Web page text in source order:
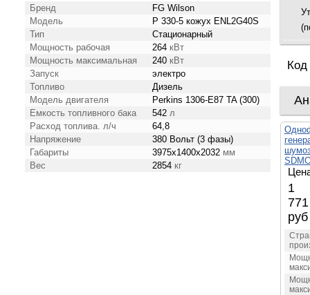
Бренд
FG Wilson
Модель
P 330-5 кожух ENL2G40S
Тип
Стационарный
Мощность рабочая
264 кВт
Мощность максимальная
240 кВт
Запуск
электро
Топливо
Дизель
Модель двигателя
Perkins 1306-E87 TA (300)
Емкость топливного бака
542 л
Расход топлива. л/ч
64,8
Напряжение
380 Вольт (3 фазы)
Габариты
3975х1400х2032 мм
Вес
2854 кг
1
771
руб